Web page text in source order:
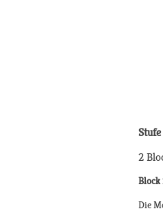
2
Block
Die